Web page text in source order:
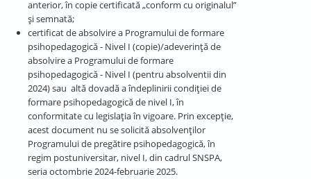
anterior, în copie certificată „conform cu originalul”
și semnată;
certificat de absolvire a Programului de formare
psihopedagogică - Nivel I (copie)/adeverinţă de
absolvire a Programului de formare
psihopedagogică - Nivel I (pentru absolventii din
2024) sau altă dovadă a îndeplinirii condiţiei de
formare psihopedagogică de nivel I, în
conformitate cu legislaţia în vigoare. Prin excepție,
acest document nu se solicită absolvenților
Programului de pregătire psihopedagogică, în
regim postuniversitar, nivel I, din cadrul SNSPA,
seria octombrie 2024-februarie 2025.